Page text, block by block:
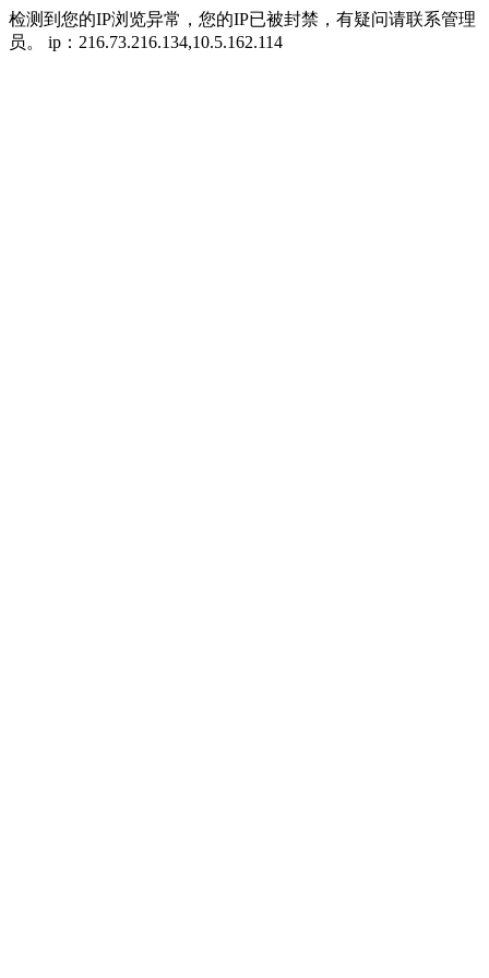
检测到您的IP浏览异常，您的IP已被封禁，有疑问请联系管理
员。 ip：216.73.216.134,10.5.162.114